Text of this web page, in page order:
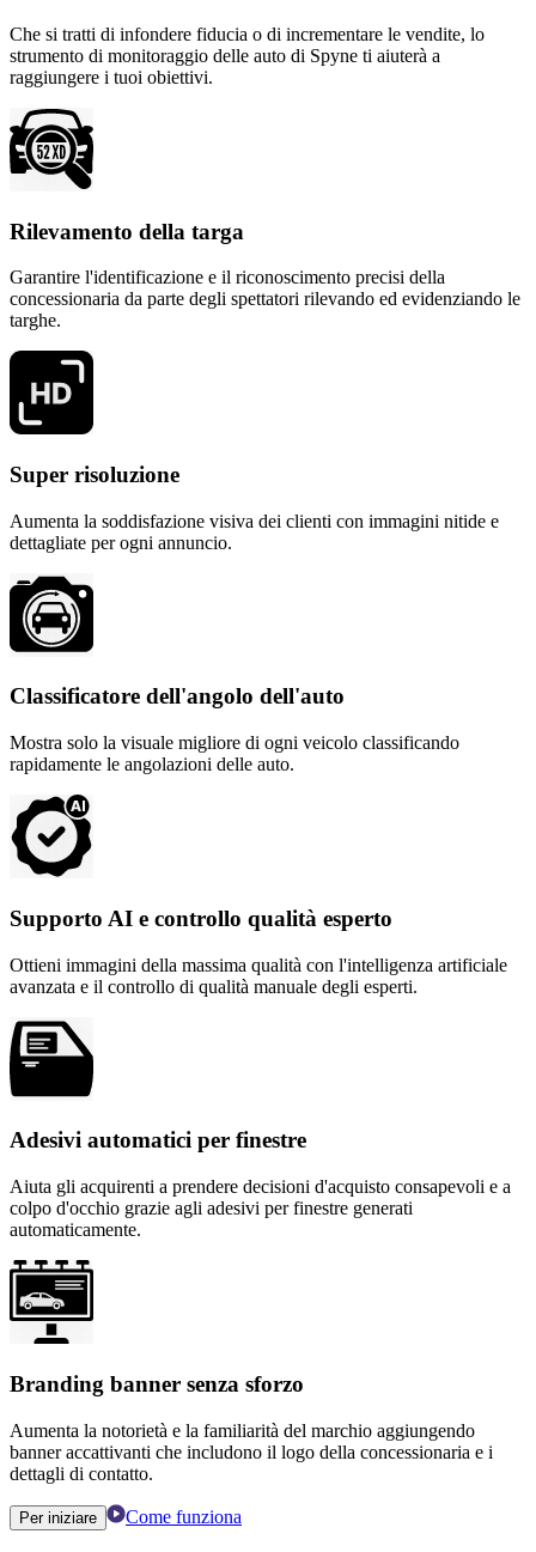
Che si tratti di infondere fiducia o di incrementare le vendite, lo
strumento di monitoraggio delle auto di Spyne ti aiuterà a
raggiungere i tuoi obiettivi.
Rilevamento della targa
Garantire l'identificazione e il riconoscimento precisi della
concessionaria da parte degli spettatori rilevando ed evidenziando le
targhe.
Super risoluzione
Aumenta la soddisfazione visiva dei clienti con immagini nitide e
dettagliate per ogni annuncio.
Classificatore dell'angolo dell'auto
Mostra solo la visuale migliore di ogni veicolo classificando
rapidamente le angolazioni delle auto.
Supporto AI e controllo qualità esperto
Ottieni immagini della massima qualità con l'intelligenza artificiale
avanzata e il controllo di qualità manuale degli esperti.
Adesivi automatici per finestre
Aiuta gli acquirenti a prendere decisioni d'acquisto consapevoli e a
colpo d'occhio grazie agli adesivi per finestre generati
automaticamente.
Branding banner senza sforzo
Aumenta la notorietà e la familiarità del marchio aggiungendo
banner accattivanti che includono il logo della concessionaria e i
dettagli di contatto.
Per iniziare Come funziona